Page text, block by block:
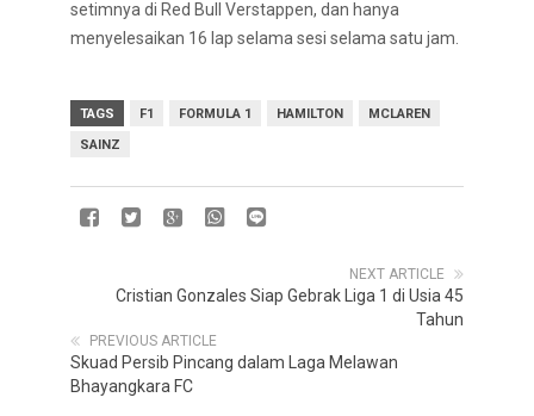
setimnya di Red Bull Verstappen, dan hanya
menyelesaikan 16 lap selama sesi selama satu jam.
TAGS F1 FORMULA 1 HAMILTON
MCLAREN
SAINZ
NEXT ARTICLE
Cristian Gonzales Siap Gebrak Liga 1 di Usia 45
Tahun
PREVIOUS ARTICLE
Skuad Persib Pincang dalam Laga Melawan
Bhayangkara FC